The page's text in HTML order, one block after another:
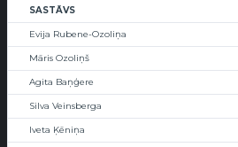
SASTĀVS
Evija Rubene-Ozoliņa
Māris Ozoliņš
Agita Baņģere
Silva Veinsberga
Iveta Ķēniņa